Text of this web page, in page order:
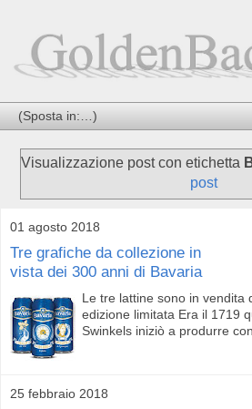
Visualizzazione post con etichetta
post
01 agosto 2018
Tre grafiche da collezione in
vista dei 300 anni di Bavaria
Le tre lattine sono in vendita
edizione limitata Era il 1719
Swinkels iniziò a produrre
25 febbraio 2018